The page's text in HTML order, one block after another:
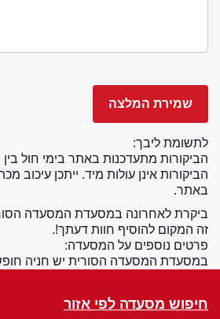
לתשומת ליבך:
הביקורות מתעדכנות באתר בימי חול בין השעות
הביקורות אינן עולות מיד. ייתכן עיכוב
באתר.
ביקרת לאחרונה במסעדת המסעדה
זה המקום להוסיף חוות דעתך!.
פרטים נוספים על המסעדה:
במסעדת המסעדה הסורית יש חניה
חיפוש מסעדה לפי אזור